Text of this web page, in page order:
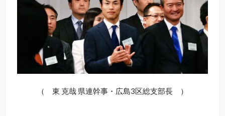
（ 東 克哉 県連幹事・広島3区総支部長 ）